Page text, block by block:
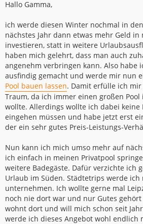
i
t
a
g
Hallo Gamma,
ich werde diesen Winter nochmal in
nächstes Jahr dann etwas mehr Geld in
investieren, statt in weitere
haben mich gelehrt, dass man auch
angenehm verbringen kann. Also habe
ausfindig gemacht und werde mir nun
Pool bauen lassen. Damit erfülle ich
Traum, da ich immer einen großen Pool
wollte. Allerdings wollte ich dabei keine
eingehen müssen und habe jetzt erst
der ein sehr gutes Preis-Leistungs-
Nun kann ich mich umso mehr auf
ich einfach in meinen Privatpool
weitere Badegäste. Dafür verzichte ich
Urlaub im Süden. Städtetrips werde ich
unternehmen. Ich wollte gerne mal
noch nie dort war und nur Gutes
wohnt dort und will mich schon seit
werde ich dieses Angebot wohl endlich